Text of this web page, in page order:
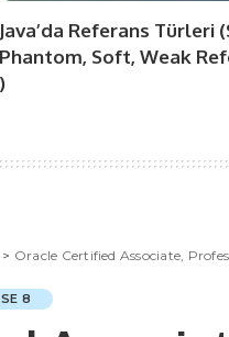
Java’da Referans Türleri
Phantom, Soft, Weak
)
> Oracle Certified Associate,
8